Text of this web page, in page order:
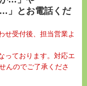
…」とお電話くだ
せ受付後、担当営業よ
っております。対応エ
んのでご了承くださ